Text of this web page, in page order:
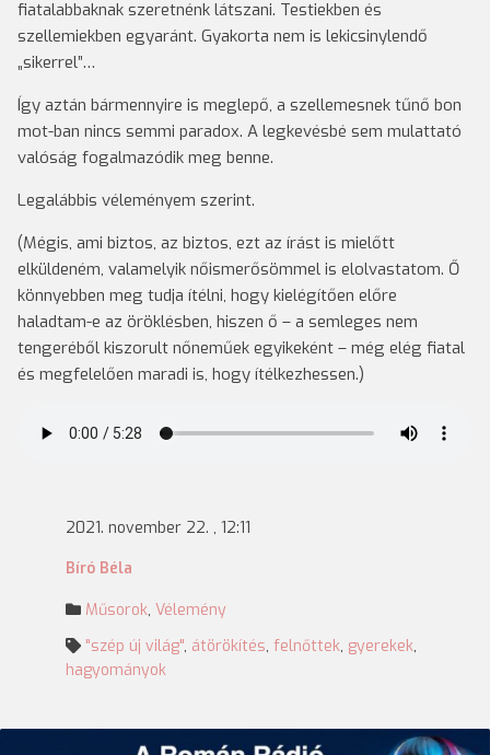
fiatalabbaknak szeretnénk látszani. Testiekben és
szellemiekben egyaránt. Gyakorta nem is lekicsinylendő
„sikerrel”…
Így aztán bármennyire is meglepő, a szellemesnek tűnő bon
mot-ban nincs semmi paradox. A legkevésbé sem mulattató
valóság fogalmazódik meg benne.
Legalábbis véleményem szerint.
(Mégis, ami biztos, az biztos, ezt az írást is mielőtt
elküldeném, valamelyik nőismerősömmel is elolvastatom. Ő
könnyebben meg tudja ítélni, hogy kielégítően előre
haladtam-e az öröklésben, hiszen ő – a semleges nem
tengeréből kiszorult nőneműek egyikeként – még elég fiatal
és megfelelően maradi is, hogy ítélkezhessen.)
2021. november 22. , 12:11
Bíró Béla
Műsorok, Vélemény
"szép új világ", átörökítés, felnőttek, gyerekek,
hagyományok